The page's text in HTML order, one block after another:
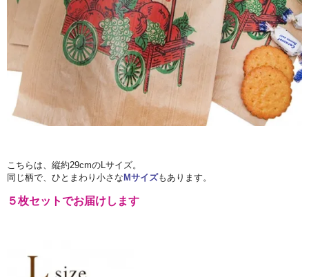
こちらは、縦約29cmのLサイズ。
同じ柄で、ひとまわり小さなMサイズもあります。
５枚セットでお届けします